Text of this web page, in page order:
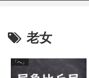
老女
「へ」